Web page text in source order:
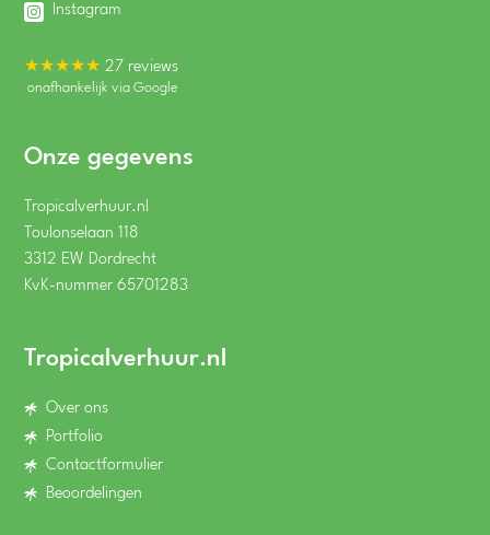
Instagram
★★★★★ 27 reviews
onafhankelijk via Google
Onze gegevens
Tropicalverhuur.nl
Toulonselaan 118
3312 EW Dordrecht
KvK-nummer 65701283
Tropicalverhuur.nl
Over ons
Portfolio
Contactformulier
Beoordelingen